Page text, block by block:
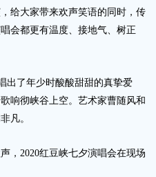
给大家带来欢声笑语的同时，传
会都更有温度、接地气、树正
了年少时酸酸甜甜的真挚爱
响彻峡谷上空。艺术家曹随风和
凡。
2020红豆峡七夕演唱会在现场